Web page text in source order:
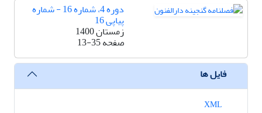
دوره 4، شماره 16 - شماره
پیاپی 16
زمستان 1400
صفحه13-35
فایل ها